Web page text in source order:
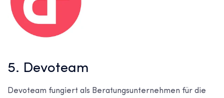
5. Devoteam
Devoteam fungiert als Beratungsunternehmen für die